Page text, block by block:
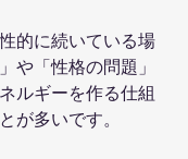
的に続いている場
や「性格の問題」
ルギーを作る仕組
が多いです。